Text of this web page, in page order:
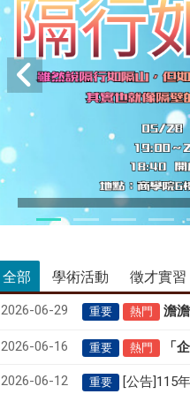
115/05/28 CEO
全部 學術活動 徵才實習
2026-06-29 重要 熱門 澹
2026-06-16 重要 熱門 「
2026-06-12 重要 [公告]115